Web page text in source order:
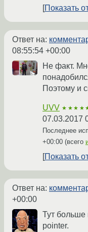
Показать
Ответ на:
08:55:54 +00:00
Не факт.
Поэтому и
UVV
07.03.2017
Последнее
+00:00 (всего
Показать
Ответ на:
+00:00
Тут больше
pointer.